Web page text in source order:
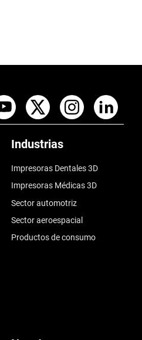
Industrias
Impresoras Dentales 3D
Impresoras Médicas 3D
Sector automotriz
Sector aeroespacial
Productos de consumo